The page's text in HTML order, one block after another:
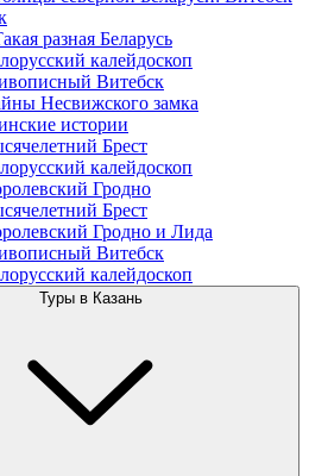
разная Беларусь
калейдоскоп
Витебск
Несвижского замка
истории
Брест
калейдоскоп
Гродно
Брест
Гродно и Лида
Витебск
калейдоскоп
Туры в Казань